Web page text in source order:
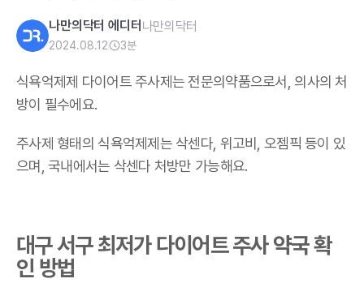
나만의닥터 에디터 나만의닥터
2024.08.12 3분
식욕억제제 다이어트 주사제는 전문의약품으로서, 의사의 처
방이 필수에요.
주사제 형태의 식욕억제제는 삭센다, 위고비, 오젬픽 등이 있
으며,국내에서는 삭센다 처방만 가능해요.
대구 서구 최저가 다이어트 주사 약국 확
인 방법